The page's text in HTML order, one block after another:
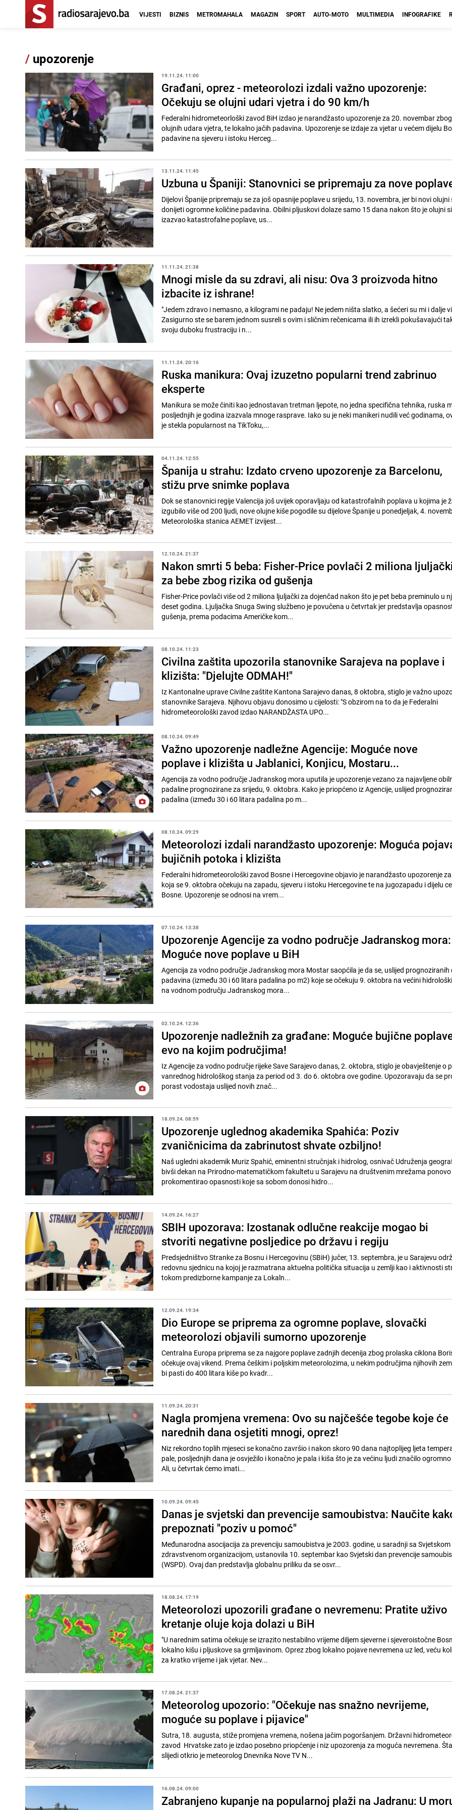
VIJESTI BIZNIS METROMAHALA MAGAZIN SPORT AUTO-MOTO MULTIMEDIA INFOGRAFIKE
/ upozorenje
19.11.24. 11:00
Građani, oprez - meteorolozi izdali važno upozorenje:
Očekuju se olujni udari vjetra i do 90 km/h
Federalni hidrometeorloški zavod BiH izdao je narandžasto upozorenje za 20. novembar
olujnih udara vjetra, te lokalno jačih padavina. Upozorenje se izdaje za vjetar u većem dijelu
padavine na sjeveru i istoku Herceg...
13.11.24. 11:45
Uzbuna u Španiji: Stanovnici se pripremaju za nove
Dijelovi Španije pripremaju se za još opasnije poplave u srijedu, 13. novembra, jer bi novi olujni
donijeti ogromne količine padavina. Obilni pljuskovi dolaze samo 15 dana nakon što je olujni
izazvao katastrofalne poplave, us...
11.11.24. 21:38
Mnogi misle da su zdravi, ali nisu: Ova 3 proizvoda hitno
izbacite iz ishrane!
"Jedem zdravo i nemasno, a kilogrami ne padaju! Ne jedem ništa slatko, a šećeri su mi i dalje
Zasigurno ste se barem jednom susreli s ovim i sličnim rečenicama ili ih izrekli pokušavajući
svoju duboku frustraciju i n...
11.11.24. 20:16
Ruska manikura: Ovaj izuzetno popularni trend zabrinuo
eksperte
Manikura se može činiti kao jednostavan tretman ljepote, no jedna specifična tehnika, ruska
posljednjih je godina izazvala mnoge rasprave. Iako su je neki manikeri nudili već godinama,
je stekla popularnost na TikToku,...
04.11.24. 12:55
Španija u strahu: Izdato crveno upozorenje za Barcelonu,
stižu prve snimke poplava
Dok se stanovnici regije Valencija još uvijek oporavljaju od katastrofalnih poplava u kojima je
izgubilo više od 200 ljudi, nove olujne kiše pogodile su dijelove Španije u ponedjeljak, 4.
Meteorološka stanica AEMET izvijest...
12.10.24. 21:37
Nakon smrti 5 beba: Fisher-Price povlači 2 miliona
za bebe zbog rizika od gušenja
Fisher-Price povlači više od 2 miliona ljuljački za dojenčad nakon što je pet beba preminulo u
deset godina. Ljuljačka Snuga Swing službeno je povučena u četvrtak jer predstavlja
gušenja, prema podacima Američke kom...
08.10.24. 11:23
Civilna zaštita upozorila stanovnike Sarajeva na poplave i
klizišta: "Djelujte ODMAH!"
Iz Kantonalne uprave Civilne zaštite Kantona Sarajevo danas, 8 oktobra, stiglo je važno
stanovnike Sarajeva. Njihovu objavu donosimo u cijelosti: "S obzirom na to da je Federalni
hidrometeorološki zavod izdao NARANDŽASTA UPO...
08.10.24. 09:49
Važno upozorenje nadležne Agencije: Moguće nove
poplave i klizišta u Jablanici, Konjicu, Mostaru...
Agencija za vodno područje Jadranskog mora uputila je upozorenje vezano za najavljene
padaline prognozirane za srijedu, 9. oktobra. Kako je priopćeno iz Agencije, uslijed
padalina (između 30 i 60 litara padalina po m...
08.10.24. 09:29
Meteorolozi izdali narandžasto upozorenje: Moguća
bujičnih potoka i klizišta
Federalni hidrometeorološki zavod Bosne i Hercegovine objavio je narandžasto upozorenje
koja se 9. oktobra očekuju na zapadu, sjeveru i istoku Hercegovine te na jugozapadu i dijelu
Bosne. Upozorenje se odnosi na vrem...
07.10.24. 13:38
Upozorenje Agencije za vodno područje Jadranskog mora:
Moguće nove poplave u BiH
Agencija za vodno područje Jadranskog mora Mostar saopćila je da se, uslijed prognoziranih
padavina (između 30 i 60 litara padalina po m2) koje se očekuju 9. oktobra na većini
na vodnom području Jadranskog mora...
02.10.24. 12:36
Upozorenje nadležnih za građane: Moguće bujične
evo na kojim područjima!
Iz Agencije za vodno područje rijeke Save Sarajevo danas, 2. oktobra, stiglo je obavještenje o
vanrednog hidrološkog stanja za period od 3. do 6. oktobra ove godine. Upozoravaju da se
porast vodostaja uslijed novih znač...
18.09.24. 08:59
Upozorenje uglednog akademika Spahića: Poziv
zvaničnicima da zabrinutost shvate ozbiljno!
Naš ugledni akademik Muriz Spahić, eminentni stručnjak i hidrolog, osnivač Udruženja
bivši dekan na Prirodno-matematičkom fakultetu u Sarajevu na društvenim mrežama ponovo
prokomentirao opasnosti koje sa sobom donosi hidro...
14.09.24. 16:27
SBIH upozorava: Izostanak odlučne reakcije mogao bi
stvoriti negativne posljedice po državu i regiju
Predsjedništvo Stranke za Bosnu i Hercegovinu (SBiH) jučer, 13. septembra, je u Sarajevu
redovnu sjednicu na kojoj je razmatrana aktuelna politička situacija u zemlji kao i aktivnosti
tokom predizborne kampanje za Lokaln...
12.09.24. 19:34
Dio Europe se priprema za ogromne poplave, slovački
meteorolozi objavili sumorno upozorenje
Centralna Europa priprema se za najgore poplave zadnjih decenija zbog prolaska ciklona
očekuje ovaj vikend. Prema češkim i poljskim meteorolozima, u nekim područjima njihovih
bi pasti do 400 litara kiše po kvadr...
11.09.24. 20:31
Nagla promjena vremena: Ovo su najčešće tegobe koje će
narednih dana osjetiti mnogi, oprez!
Niz rekordno toplih mjeseci se konačno završio i nakon skoro 90 dana najtoplijeg ljeta
pale, posljednjih dana je osvježilo i konačno je pala i kiša što je za većinu ljudi značilo
Ali, u četvrtak ćemo imati...
10.09.24. 09:45
Danas je svjetski dan prevencije samoubistva: Naučite
prepoznati "poziv u pomoć"
Međunarodna asocijacija za prevenciju samoubistva je 2003. godine, u saradnji sa Svjetskom
zdravstvenom organizacijom, ustanovila 10. septembar kao Svjetski dan prevencije
(WSPD). Ovaj dan predstavlja globalnu priliku da se osvr...
18.08.24. 17:19
Meteorolozi upozorili građane o nevremenu: Pratite uživo
kretanje oluje koja dolazi u BiH
"U narednim satima očekuje se izrazito nestabilno vrijeme diljem sjeverne i sjeveroistočne
lokalno kišu i pljuskove sa grmljavinom. Oprez zbog lokalno pojave nevremena uz led, veću
za kratko vrijeme i jak vjetar. Nev...
17.08.24. 21:37
Meteorolog upozorio: "Očekuje nas snažno nevrijeme,
moguće su poplave i pijavice"
Sutra, 18. augusta, stiže promjena vremena, nošena jačim pogoršanjem. Državni
zavod Hrvatske zato je izdao posebno priopćenje i niz upozorenja za moguća nevremena.
slijedi otkrio je meteorolog Dnevnika Nove TV N...
16.08.24. 09:00
Zabranjeno kupanje na popularnoj plaži na Jadranu: U